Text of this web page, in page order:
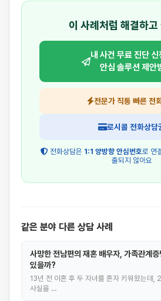
이 사례처럼 해결하고
내 사건 무료 진단
안심 솔루션 제안
전문가 직통 빠른 전
로시콜 전화상담
전화상담은 1:1 양방향 안심번호로 연
출되지 않아요
같은 분야 다른 상담 사례
사망한 전남편의 재혼 배우자, 가족관계
있을까?
13년 전 이혼 후 두 자녀를 혼자 키워왔는데,
사실을 …